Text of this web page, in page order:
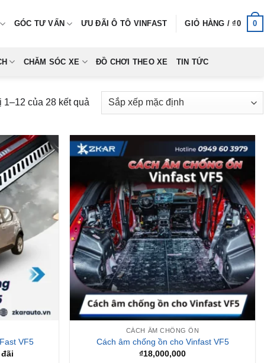
GÓC TƯ VẤN ƯU ĐÃI Ô TÔ VINFAST GIỎ HÀNG /₫0 0
CHĂM SÓC XE ĐỒ CHƠI THEO XE TIN TỨC
1–12 của 28 kết quả
VF5
CÁCH ÂM CHỐNG ỒN
Cách âm chống ồn cho Vinfast VF5
₫18,000,000